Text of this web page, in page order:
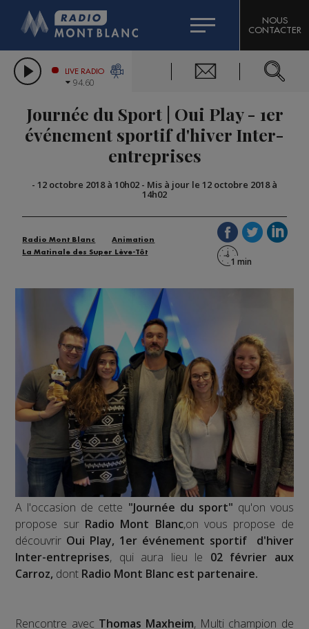
LES CHRONIQUES DE L'EXPERT
CITIZEN MACHINERY
GRAND MASSIF DOMAINES SKIABLES
BIGARD
COMPAGNIE DU MONT-BLANC
NOUS
CONTACTER
LIVE RADIO
94.60
Journée du Sport | Oui Play - 1er
événement sportif d'hiver Inter-
entreprises
- 12 octobre 2018 à 10h02 - Mis à jour le 12 octobre 2018 à
14h02
Radio Mont Blanc
Animation
La Matinale des Super Lève-Tôt
A l'occasion de cette "Journée du sport" qu'on vous
propose sur Radio Mont Blanc,on vous propose de
découvrir Oui Play, 1er événement sportif d'hiver
Inter-entreprises, qui aura lieu le 02 février aux
Carroz, dont Radio Mont Blanc est partenaire.
Rencontre avec Thomas Maxheim, Multi champion de